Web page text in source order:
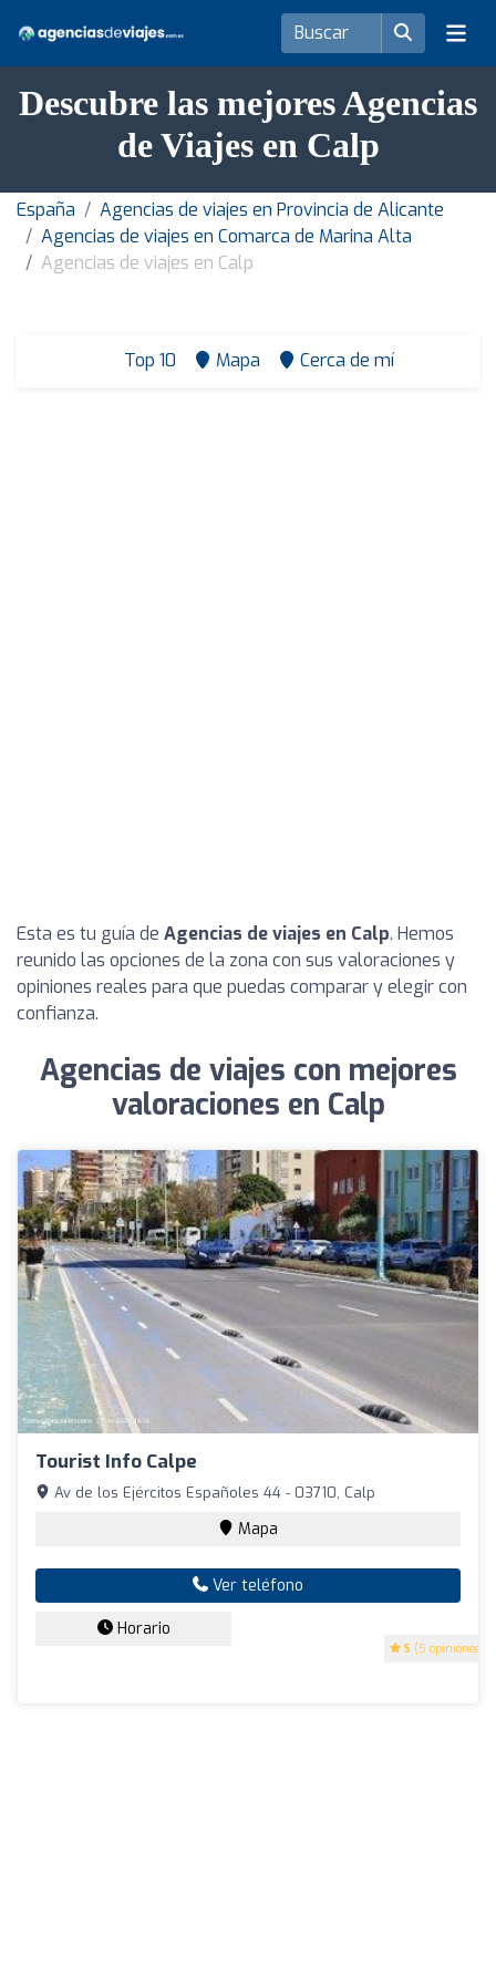
Descubre las mejores Agencias
de Viajes en Calp
España
Agencias de viajes en Provincia de Alicante
Agencias de viajes en Comarca de Marina Alta
Agencias de viajes en Calp
Top 10 Mapa Cerca de mí
Esta es tu guía de Agencias de viajes en Calp. Hemos
reunido las opciones de la zona con sus valoraciones y
opiniones reales para que puedas comparar y elegir con
confianza.
Agencias de viajes con mejores
valoraciones en Calp
Tourist Info Calpe
5 (5 opiniones)
Av de los Ejércitos Españoles 44 - 03710, Calp
Mapa
Ver teléfono
Horario